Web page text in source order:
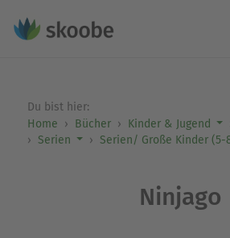
Du bist hier:
Home
Bücher Kinder & Jugend
Serien
Serien/ Große Kinder (5-
Ninjago